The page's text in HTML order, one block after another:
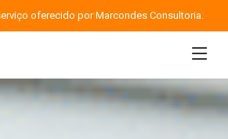
oferecido por Marcondes Consultoria.